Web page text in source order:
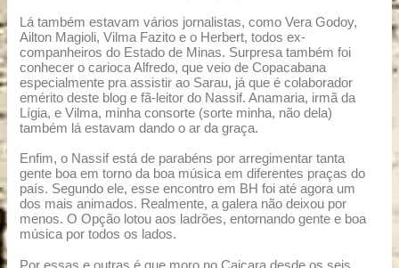
Lá também estavam vários jornalistas, como Vera Godoy,
Ailton Magioli, Vilma Fazito e o Herbert, todos ex-
companheiros do Estado de Minas. Surpresa também foi
conhecer o carioca Alfredo, que veio de Copacabana
especialmente pra assistir ao Sarau, já que é colaborador
emérito deste blog e fã-leitor do Nassif. Anamaria, irmã da
Lígia, e Vilma, minha consorte (sorte minha, não dela)
também lá estavam dando o ar da graça.
Enfim, o Nassif está de parabéns por arregimentar tanta
gente boa em torno da boa música em diferentes praças do
país. Segundo ele, esse encontro em BH foi até agora um
dos mais animados. Realmente, a galera não deixou por
menos. O Opção lotou aos ladrões, entornando gente e boa
música por todos os lados.
Por essas e outras é que moro no Caiçara desde os seis